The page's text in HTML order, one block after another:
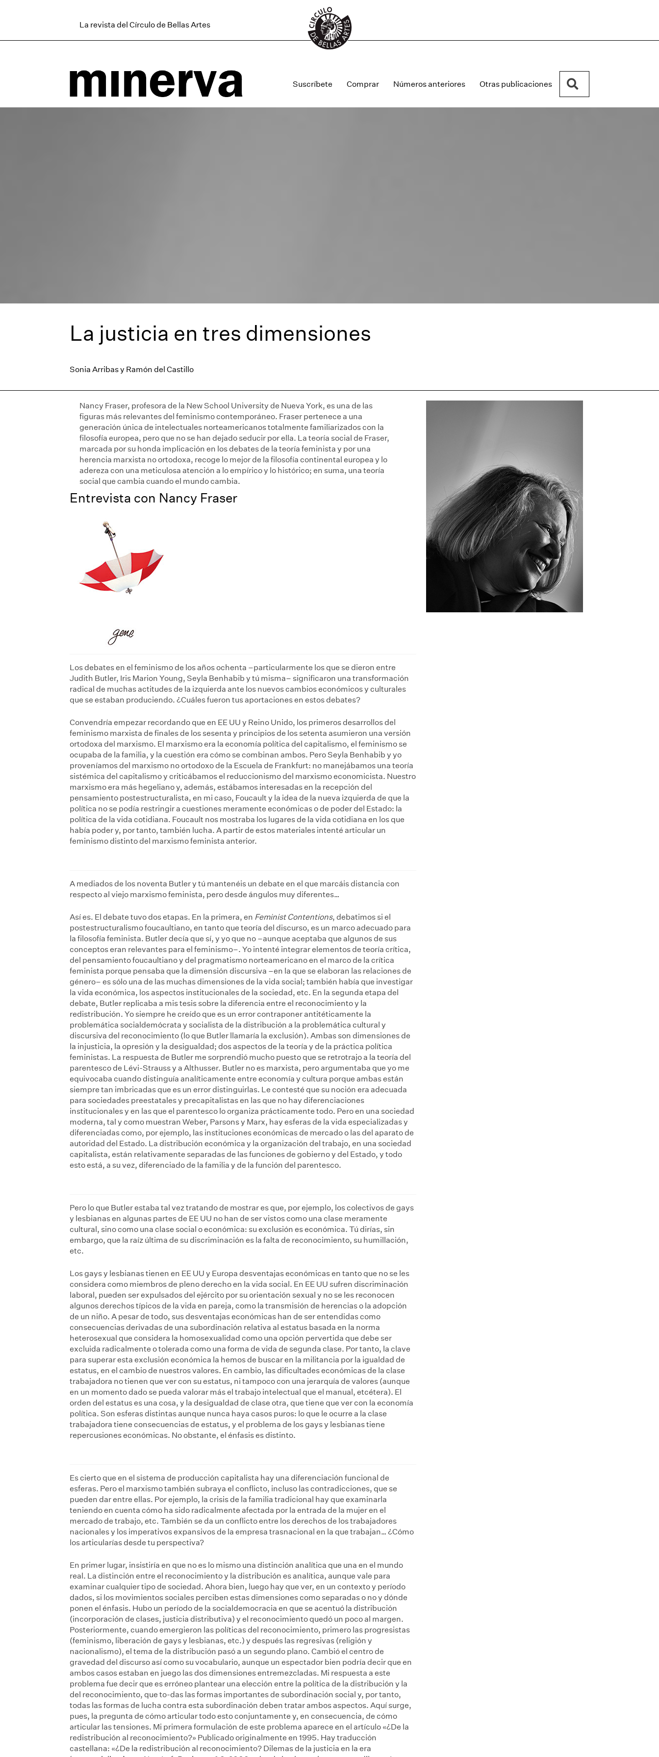
La revista del Círculo de Bellas Artes
Suscríbete Comprar Números anteriores Otras publicaciones
La justicia en tres dimensiones
Sonia Arribas y Ramón del Castillo
Nancy Fraser, profesora de la New School University de Nueva York, es una de las
figuras más relevantes del feminismo contemporáneo. Fraser pertenece a una
generación única de intelectuales norteamericanos totalmente familiarizados con la
filosofía europea, pero que no se han dejado seducir por ella. La teoría social de Fraser,
marcada por su honda implicación en los debates de la teoría feminista y por una
herencia marxista no ortodoxa, recoge lo mejor de la filosofía continental europea y lo
adereza con una meticulosa atención a lo empírico y lo histórico; en suma, una teoría
social que cambia cuando el mundo cambia.
Entrevista con Nancy Fraser
Los debates en el feminismo de los años ochenta –particularmente los que se dieron entre
Judith Butler, Iris Marion Young, Seyla Benhabib y tú misma– significaron una transformación
radical de muchas actitudes de la izquierda ante los nuevos cambios económicos y culturales
que se estaban produciendo. ¿Cuáles fueron tus aportaciones en estos debates?
Convendría empezar recordando que en EE UU y Reino Unido, los primeros desarrollos del
feminismo marxista de finales de los sesenta y principios de los setenta asumieron una versión
ortodoxa del marxismo. El marxismo era la economía política del capitalismo, el feminismo se
ocupaba de la familia, y la cuestión era cómo se combinan ambos. Pero Seyla Benhabib y yo
proveníamos del marxismo no ortodoxo de la Escuela de Frankfurt: no manejábamos una teoría
sistémica del capitalismo y criticábamos el reduccionismo del marxismo economicista. Nuestro
marxismo era más hegeliano y, además, estábamos interesadas en la recepción del
pensamiento postestructuralista, en mi caso, Foucault y la idea de la nueva izquierda de que la
política no se podía restringir a cuestiones meramente económicas o de poder del Estado: la
política de la vida cotidiana. Foucault nos mostraba los lugares de la vida cotidiana en los que
había poder y, por tanto, también lucha. A partir de estos materiales intenté articular un
feminismo distinto del marxismo feminista anterior.
A mediados de los noventa Butler y tú mantenéis un debate en el que marcáis distancia con
respecto al viejo marxismo feminista, pero desde ángulos muy diferentes…
Así es. El debate tuvo dos etapas. En la primera, en Feminist Contentions, debatimos si el
postestructuralismo foucaultiano, en tanto que teoría del discurso, es un marco adecuado para
la filosofía feminista. Butler decía que sí, y yo que no –aunque aceptaba que algunos de sus
conceptos eran relevantes para el feminismo–. Yo intenté integrar elementos de teoría crítica,
del pensamiento foucaultiano y del pragmatismo norteamericano en el marco de la crítica
feminista porque pensaba que la dimensión discursiva –en la que se elaboran las relaciones de
género– es sólo una de las muchas dimensiones de la vida social; también había que investigar
la vida económica, los aspectos institucionales de la sociedad, etc. En la segunda etapa del
debate, Butler replicaba a mis tesis sobre la diferencia entre el reconocimiento y la
redistribución. Yo siempre he creído que es un error contraponer antitéticamente la
problemática socialdemócrata y socialista de la distribución a la problemática cultural y
discursiva del reconocimiento (lo que Butler llamaría la exclusión). Ambas son dimensiones de
la injusticia, la opresión y la desigualdad; dos aspectos de la teoría y de la práctica política
feministas. La respuesta de Butler me sorprendió mucho puesto que se retrotrajo a la teoría del
parentesco de Lévi-Strauss y a Althusser. Butler no es marxista, pero argumentaba que yo me
equivocaba cuando distinguía analíticamente entre economía y cultura porque ambas están
siempre tan imbricadas que es un error distinguirlas. Le contesté que su noción era adecuada
para sociedades preestatales y precapitalistas en las que no hay diferenciaciones
institucionales y en las que el parentesco lo organiza prácticamente todo. Pero en una sociedad
moderna, tal y como muestran Weber, Parsons y Marx, hay esferas de la vida especializadas y
diferenciadas como, por ejemplo, las instituciones económicas de mercado o las del aparato de
autoridad del Estado. La distribución económica y la organización del trabajo, en una sociedad
capitalista, están relativamente separadas de las funciones de gobierno y del Estado, y todo
esto está, a su vez, diferenciado de la familia y de la función del parentesco.
Pero lo que Butler estaba tal vez tratando de mostrar es que, por ejemplo, los colectivos de gays
y lesbianas en algunas partes de EE UU no han de ser vistos como una clase meramente
cultural, sino como una clase social o económica: su exclusión es económica. Tú dirías, sin
embargo, que la raíz última de su discriminación es la falta de reconocimiento, su humillación,
etc.
Los gays y lesbianas tienen en EE UU y Europa desventajas económicas en tanto que no se les
considera como miembros de pleno derecho en la vida social. En EE UU sufren discriminación
laboral, pueden ser expulsados del ejército por su orientación sexual y no se les reconocen
algunos derechos típicos de la vida en pareja, como la transmisión de herencias o la adopción
de un niño. A pesar de todo, sus desventajas económicas han de ser entendidas como
consecuencias derivadas de una subordinación relativa al estatus basada en la norma
heterosexual que considera la homosexualidad como una opción pervertida que debe ser
excluida radicalmente o tolerada como una forma de vida de segunda clase. Por tanto, la clave
para superar esta exclusión económica la hemos de buscar en la militancia por la igualdad de
estatus, en el cambio de nuestros valores. En cambio, las dificultades económicas de la clase
trabajadora no tienen que ver con su estatus, ni tampoco con una jerarquía de valores (aunque
en un momento dado se pueda valorar más el trabajo intelectual que el manual, etcétera). El
orden del estatus es una cosa, y la desigualdad de clase otra, que tiene que ver con la economía
política. Son esferas distintas aunque nunca haya casos puros: lo que le ocurre a la clase
trabajadora tiene consecuencias de estatus, y el problema de los gays y lesbianas tiene
repercusiones económicas. No obstante, el énfasis es distinto.
Es cierto que en el sistema de producción capitalista hay una diferenciación funcional de
esferas. Pero el marxismo también subraya el conflicto, incluso las contradicciones, que se
pueden dar entre ellas. Por ejemplo, la crisis de la familia tradicional hay que examinarla
teniendo en cuenta cómo ha sido radicalmente afectada por la entrada de la mujer en el
mercado de trabajo, etc. También se da un conflicto entre los derechos de los trabajadores
nacionales y los imperativos expansivos de la empresa trasnacional en la que trabajan… ¿Cómo
los articularías desde tu perspectiva?
En primer lugar, insistiría en que no es lo mismo una distinción analítica que una en el mundo
real. La distinción entre el reconocimiento y la distribución es analítica, aunque vale para
examinar cualquier tipo de sociedad. Ahora bien, luego hay que ver, en un contexto y período
dados, si los movimientos sociales perciben estas dimensiones como separadas o no y dónde
ponen el énfasis. Hubo un período de la socialdemocracia en que se acentuó la distribución
(incorporación de clases, justicia distributiva) y el reconocimiento quedó un poco al margen.
Posteriormente, cuando emergieron las políticas del reconocimiento, primero las progresistas
(feminismo, liberación de gays y lesbianas, etc.) y después las regresivas (religión y
nacionalismo), el tema de la distribución pasó a un segundo plano. Cambió el centro de
gravedad del discurso así como su vocabulario, aunque un espectador bien podría decir que en
ambos casos estaban en juego las dos dimensiones entremezcladas. Mi respuesta a este
problema fue decir que es erróneo plantear una elección entre la política de la distribución y la
del reconocimiento, que to-das las formas importantes de subordinación social y, por tanto,
todas las formas de lucha contra esta subordinación deben tratar ambos aspectos. Aquí surge,
pues, la pregunta de cómo articular todo esto conjuntamente y, en consecuencia, de cómo
articular las tensiones. Mi primera formulación de este problema aparece en el artículo «¿De la
redistribución al reconocimiento?» Publicado originalmente en 1995. Hay traducción
castellana: «¿De la redistribución al reconocimiento? Dilemas de la justicia en la era